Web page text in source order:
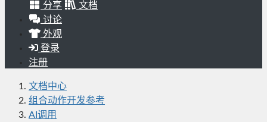
分享
文档
讨论
外观
登录
注册
文档中心
组合动作开发参考
AI调用